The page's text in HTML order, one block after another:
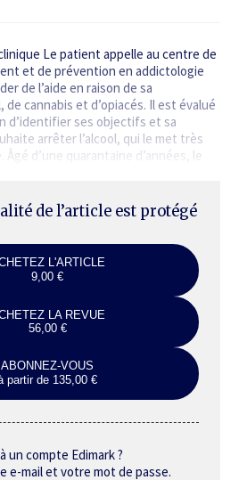
Le patient appelle au centre de
et de prévention en addictologie
de l’aide en raison de sa
de cannabis et d’opiacés. Il est évalué
d’identifier ses objectifs et sa
arrêter l’alcool, qui le met très
d’une quarantaine d’années, le
de l’article est protégé
L'ARTICLE
9,00 €
LA REVUE
56,00 €
ABONNEZ-VOUS
partir de 135,00 €
un compte Edimark ?
e-mail et votre mot de passe.